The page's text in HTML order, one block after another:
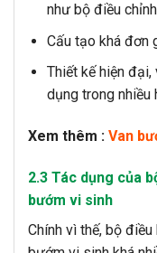
như bộ điều
Cấu tạo khá đơn
Thiết kế hiện
dụng trong nhiều
Xem thêm : Van
2.3 Tác dụng của
bướm vi sinh
Chính vì thế, bộ